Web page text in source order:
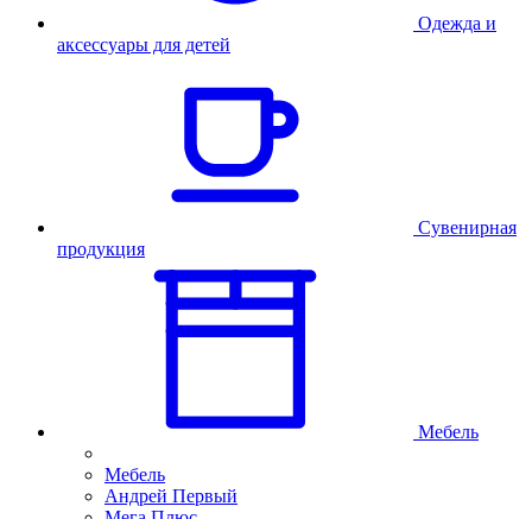
Одежда и
аксессуары для детей
Сувенирная
продукция
Мебель
Мебель
Андрей Первый